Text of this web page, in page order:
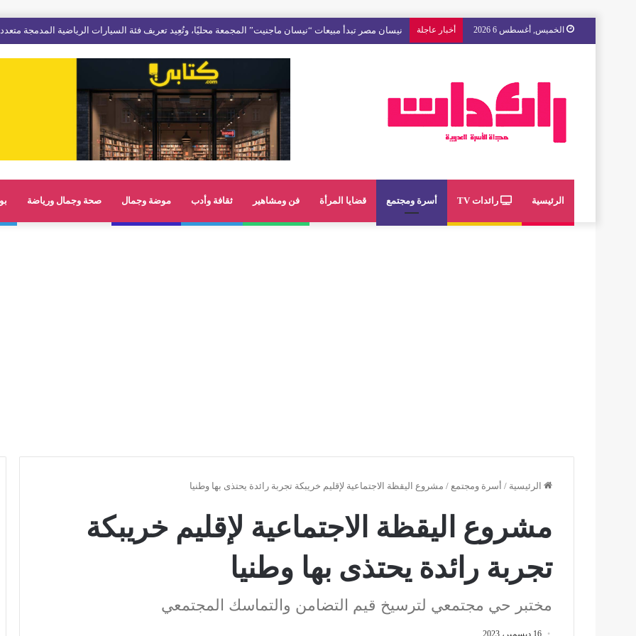
الخميس, أغسطس 6 2026 أخبار عاجلة مع « The Next Ad » ، إنوي يُسند حملته الإعلانية المقبلة إلى الشباب المغربي
الرئيسية رائدات TV أسرة ومجتمع قضايا المرأة فن ومشاهير ثقافة وأدب موضة وجمال صحة وجمال ورياضة
الرئيسية / أسرة ومجتمع / مشروع اليقظة الاجتماعية لإقليم خريبكة تجربة رائدة يحتذى بها وطنيا
مشروع اليقظة الاجتماعية لإقليم خريبكة
تجربة رائدة يحتذى بها وطنيا
مختبر حي مجتمعي لترسيخ قيم التضامن والتماسك المجتمعي
16 ديسمبر، 2023